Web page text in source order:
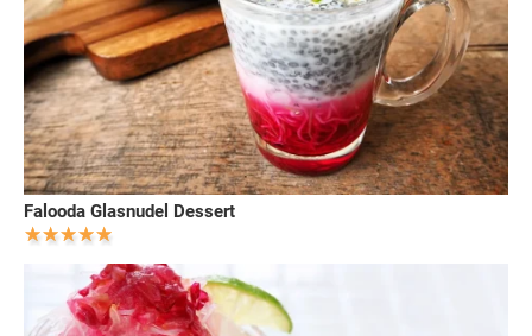
Falooda Glasnudel Dessert